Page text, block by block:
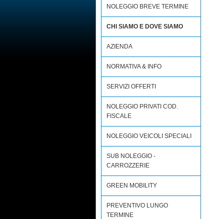
NOLEGGIO BREVE TERMINE
CHI SIAMO E DOVE SIAMO
AZIENDA
NORMATIVA & INFO
SERVIZI OFFERTI
NOLEGGIO PRIVATI COD.
FISCALE
NOLEGGIO VEICOLI SPECIALI
SUB NOLEGGIO -
CARROZZERIE
GREEN MOBILITY
PREVENTIVO LUNGO
TERMINE